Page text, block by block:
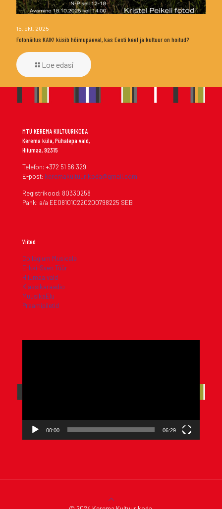
15. okt. 2025
Fotonäitus KAIK! küsib hõimupäeval, kas Eesti keel ja kultuur on hoitud?
Loe edasi
MTÜ KEREMA KULTUURIKODA
Kerema küla, Pühalepa vald,
Hiiumaa, 92315
Telefon: +372 51 56 329
E-post: keremakultuurikoda@gmail.com
Registrikood: 80330258
Pank: a/a EE081010220200798225 SEB
Viited
Collegium Musicale
Erkki-Sven Tüür
Hiiumaa vald
Klassikaraadio
MuusikaElu
Praamipiletid
00:00 06:29